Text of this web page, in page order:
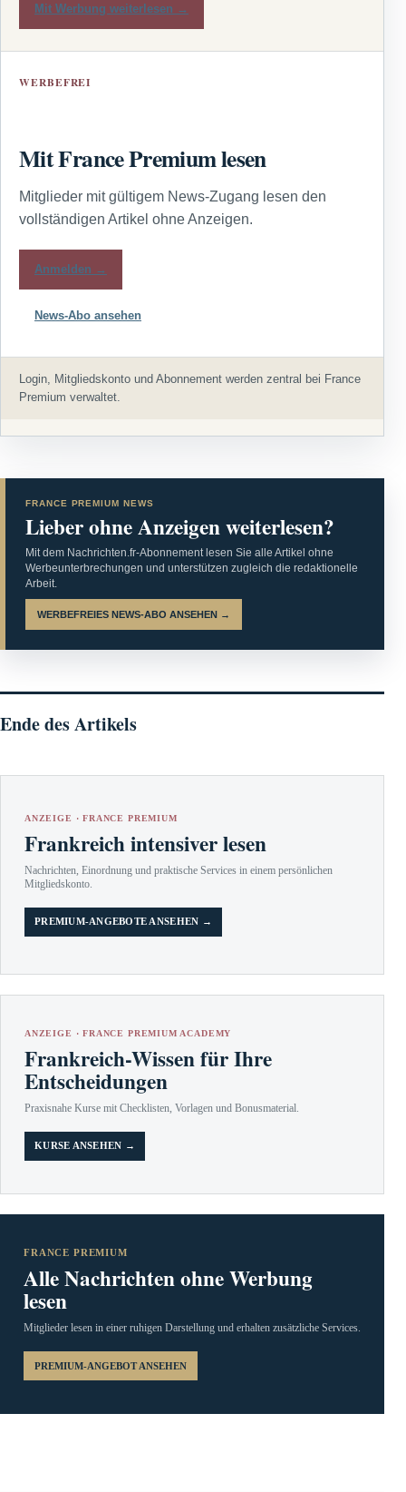
Mit Werbung weiterlesen →
WERBEFREI
Mit France Premium lesen
Mitglieder mit gültigem News-Zugang lesen den
vollständigen Artikel ohne Anzeigen.
Anmelden →
News-Abo ansehen
Login, Mitgliedskonto und Abonnement werden zentral bei France
Premium verwaltet.
FRANCE PREMIUM NEWS
Lieber ohne Anzeigen weiterlesen?
Mit dem Nachrichten.fr-Abonnement lesen Sie alle Artikel ohne
Werbeunterbrechungen und unterstützen zugleich die redaktionelle
Arbeit.
WERBEFREIES NEWS-ABO ANSEHEN →
Ende des Artikels
ANZEIGE · FRANCE PREMIUM
Frankreich intensiver lesen
Nachrichten, Einordnung und praktische Services in einem persönlichen
Mitgliedskonto.
PREMIUM-ANGEBOTE ANSEHEN →
ANZEIGE · FRANCE PREMIUM ACADEMY
Frankreich-Wissen für Ihre
Entscheidungen
Praxisnahe Kurse mit Checklisten, Vorlagen und Bonusmaterial.
KURSE ANSEHEN →
FRANCE PREMIUM
Alle Nachrichten ohne Werbung
lesen
Mitglieder lesen in einer ruhigen Darstellung und erhalten zusätzliche Services.
PREMIUM-ANGEBOT ANSEHEN